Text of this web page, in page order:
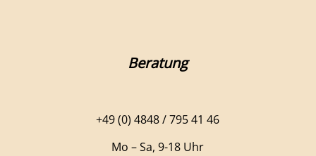
Beratung
+49 (0) 4848 / 795 41 46
Mo – Sa, 9-18 Uhr